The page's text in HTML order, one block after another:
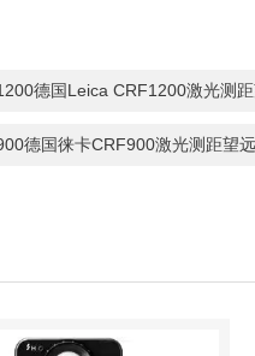
德国Leica CRF1200激光测
德国徕卡CRF900激光测距望